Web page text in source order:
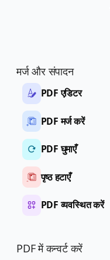
मर्ज और संपादन
PDF एडिटर
PDF मर्ज करें
PDF घुमाएँ
पृष्ठ हटाएँ
PDF व्यवस्थित करें
PDF में कन्वर्ट करें